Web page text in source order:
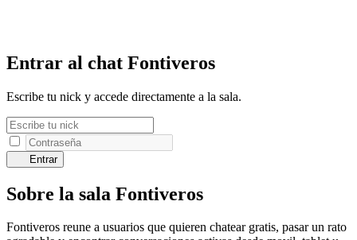
Entrar al chat Fontiveros
Escribe tu nick y accede directamente a la sala.
Entrar
Sobre la sala Fontiveros
Fontiveros reune a usuarios que quieren chatear gratis, pasar un rato